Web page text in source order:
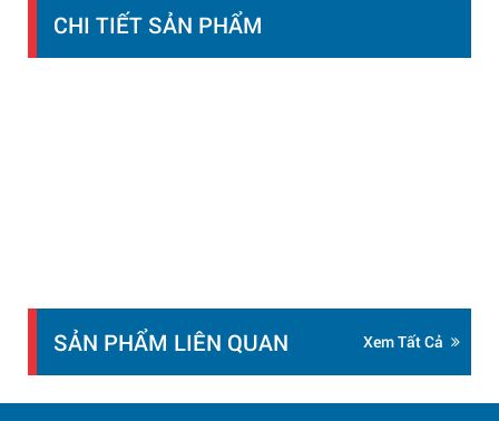
CHI TIẾT SẢN PHẨM
SẢN PHẨM LIÊN QUAN Xem Tất Cả